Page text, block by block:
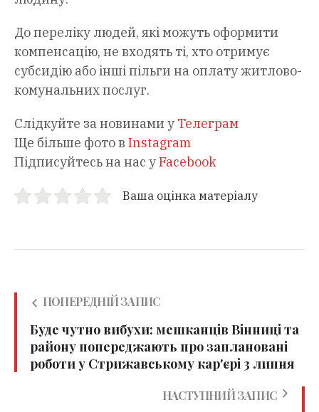
До переліку людей, які можуть оформити
компенсацію, не входять ті, хто отримує
субсидію або інші пільги на оплату житлово-
комунальних послуг.
Слідкуйте за новинами у Телеграм
Ще більше фото в Instagram
Підписуйтесь на нас уFacebook
Ваша оцінка матеріалу
ПОПЕРЕДНІЙ ЗАПИС
Буде чутно вибухи: мешканців Вінниці та
району попереджають про заплановані
роботи у Стрижавському кар'єрі 3 липня
НАСТУПНИЙ ЗАПИС